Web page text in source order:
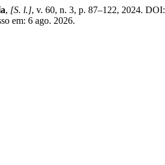
, [S. l.], v. 60, n. 3, p. 87–122, 2024. DOI:
em: 6 ago. 2026.